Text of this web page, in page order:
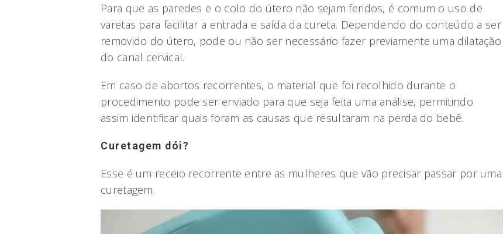
Para que as paredes e o colo do útero não sejam feridos, é comum o uso de
varetas para facilitar a entrada e saída da cureta. Dependendo do conteúdo a ser
removido do útero, pode ou não ser necessário fazer previamente uma dilatação
do canal cervical.
Em caso de abortos recorrentes, o material que foi recolhido durante o
procedimento pode ser enviado para que seja feita uma análise, permitindo
assim identificar quais foram as causas que resultaram na perda do bebê.
Curetagem dói?
Esse é um receio recorrente entre as mulheres que vão precisar passar por uma
curetagem.